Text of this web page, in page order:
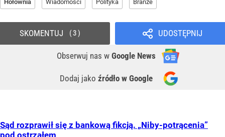
Hołownia Wiadomości Polityka Branże
UDOSTĘPNIJ
Obserwuj nas w Google News
Dodaj jako źródło w Google
SKOMENTUJ 3
Sąd rozprawił się z bankową fikcją. „Niby-potrącenia”